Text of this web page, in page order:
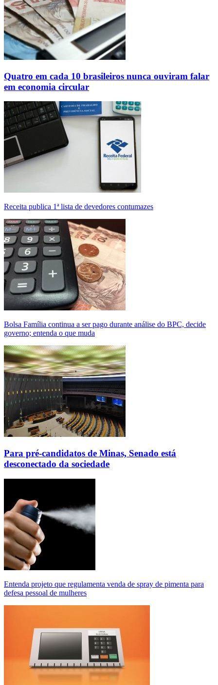
Quatro em cada 10 brasileiros nunca ouviram falar
em economia circular
Receita publica 1ª lista de devedores contumazes
Bolsa Família continua a ser pago durante análise do BPC, decide
governo; entenda o que muda
Para pré-candidatos de Minas, Senado está
desconectado da sociedade
Entenda projeto que regulamenta venda de spray de pimenta para
defesa pessoal de mulheres